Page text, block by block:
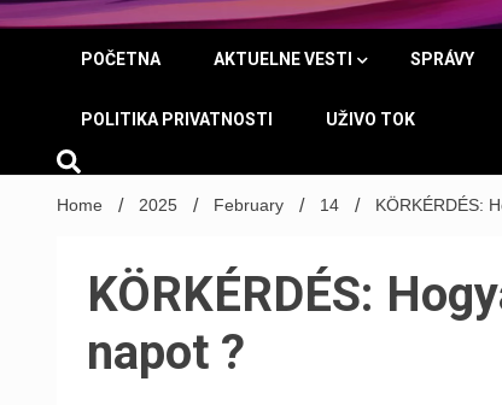
POČETNA AKTUELNE VESTI SPRÁVY
POLITIKA PRIVATNOSTI UŽIVO TOK
Home 2025 February 14 KÖRKÉRDÉS:
KÖRKÉRDÉS:
napot ?